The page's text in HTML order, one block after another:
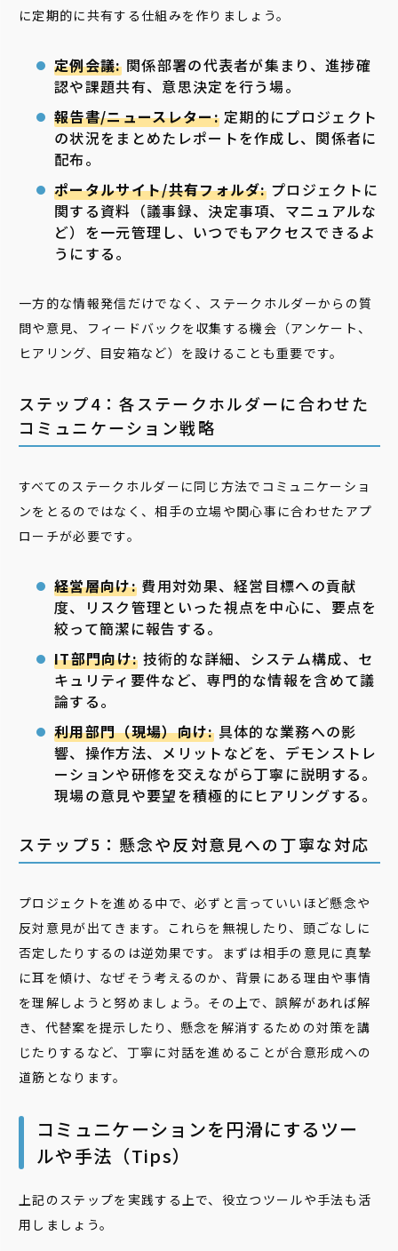
に定期的に共有する仕組みを作りましょう。
定例会議:関係部署の代表者が集まり、進捗確
認や課題共有、意思決定を行う場。
報告書/ニュースレター:定期的にプロジェクト
の状況をまとめたレポートを作成し、関係者に
配布。
ポータルサイト/共有フォルダ:プロジェクトに
関する資料（議事録、決定事項、マニュアルな
ど）を一元管理し、いつでもアクセスできるよ
うにする。
一方的な情報発信だけでなく、ステークホルダーからの質
問や意見、フィードバックを収集する機会（アンケート、
ヒアリング、目安箱など）を設けることも重要です。
ステップ4：各ステークホルダーに合わせた
コミュニケーション戦略
すべてのステークホルダーに同じ方法でコミュニケーショ
ンをとるのではなく、相手の立場や関心事に合わせたアプ
ローチが必要です。
経営層向け:費用対効果、経営目標への貢献
度、リスク管理といった視点を中心に、要点を
絞って簡潔に報告する。
IT部門向け: 技術的な詳細、システム構成、セ
キュリティ要件など、専門的な情報を含めて議
論する。
利用部門（現場）向け:具体的な業務への影
響、操作方法、メリットなどを、デモンストレ
ーションや研修を交えながら丁寧に説明する。
現場の意見や要望を積極的にヒアリングする。
ステップ5：懸念や反対意見への丁寧な対応
プロジェクトを進める中で、必ずと言っていいほど懸念や
反対意見が出てきます。これらを無視したり、頭ごなしに
否定したりするのは逆効果です。まずは相手の意見に真摯
に耳を傾け、なぜそう考えるのか、背景にある理由や事情
を理解しようと努めましょう。その上で、誤解があれば解
き、代替案を提示したり、懸念を解消するための対策を講
じたりするなど、丁寧に対話を進めることが合意形成への
道筋となります。
コミュニケーションを円滑にするツー
ルや手法（Tips）
上記のステップを実践する上で、役立つツールや手法も活
用しましょう。